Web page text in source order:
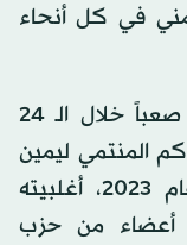
في كل أنحاء
وبات وضع إيفيكا سيلينا السياسي صعباً خلال الـ 24
المنتمي ليمين
الوسط الذي يتولى السلطة منذ عام 2023، أغلبيته
أعضاء من حزب